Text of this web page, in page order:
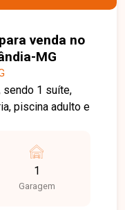
venda no
MG
sendo 1 suíte,
piscina adulto e
1
Garagem